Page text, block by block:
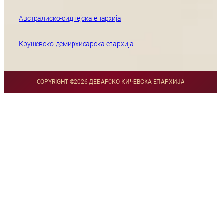
Австралиско-сиднејска епархија
Крушевско-демирхисарска епархија
COPYRIGHT ©2026 ДЕБАРСКО-КИЧЕВСКА ЕПАРХИЈА